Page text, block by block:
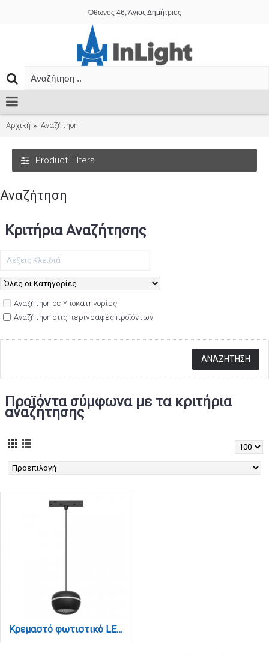
Όθωνος 46, Άγιος Δημήτριος
Αρχική Αναζήτηση
Product Filters
Αναζήτηση
Κριτήρια Αναζήτησης
Αναζήτηση σε Υποκατηγορίες
Αναζήτηση στις περιγραφές προϊόντων
Προϊόντα σύμφωνα με τα κριτήρια
αναζήτησης
Κρεμαστό φωτιστικό LED 6W 4000K για μαγνητική ράγα σε μαύρη απόχρωση D:10cmX6,5cm (T02502-BL)